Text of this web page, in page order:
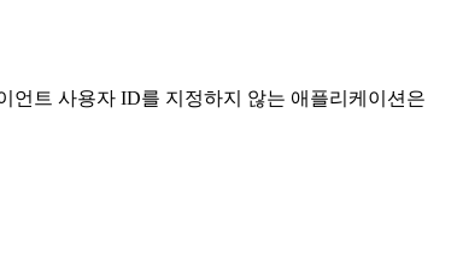
언트 사용자 ID를 지정하지 않는 애플리케이션은